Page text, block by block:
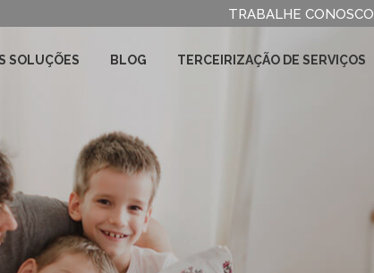
TRABALHE CONOSCO
SOLUÇÕES BLOG TERCEIRIZAÇÃO DE SERVIÇOS